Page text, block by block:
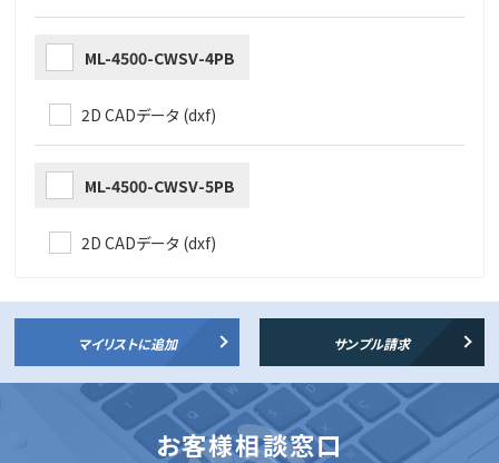
ML-4500-CWSV-4PB
2D CADデータ (dxf)
ML-4500-CWSV-5PB
2D CADデータ (dxf)
マイリストに追加 サンプル請求
お客様相談窓口